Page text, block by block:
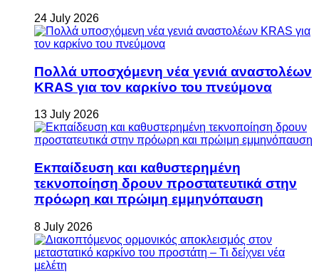
24 July 2026
Πολλά υποσχόμενη νέα γενιά αναστολέων
KRAS για τον καρκίνο του πνεύμονα
13 July 2026
Εκπαίδευση και καθυστερημένη
τεκνοποίηση δρουν προστατευτικά στην
πρόωρη και πρώιμη εμμηνόπαυση
8 July 2026